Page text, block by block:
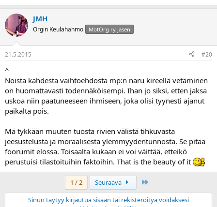
JMH
Orgin Keulahahmo MotOrg ry jäsen
21.5.2015 #20
^
Noista kahdesta vaihtoehdosta mp:n naru kireellä vetäminen
on huomattavasti todennäköisempi. Ihan jo siksi, etten jaksa
uskoa niin paatuneeseen ihmiseen, joka olisi tyynesti ajanut
paikalta pois.
Mä tykkään muuten tuosta rivien välistä tihkuvasta
jeesustelusta ja moraalisesta ylemmyydentunnosta. Se pitää
foorumit elossa. Toisaalta kukaan ei voi väittää, etteikö
perustuisi tilastoituihin faktoihin. That is the beauty of it
1 / 2 Seuraava
Sinun täytyy kirjautua sisään tai rekisteröityä voidaksesi